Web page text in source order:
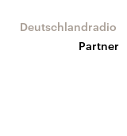
Deutschlandradio
Partner